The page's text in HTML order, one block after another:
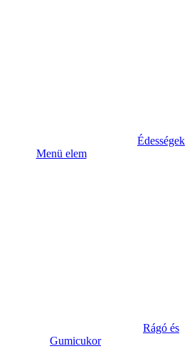
Édességek
Menü elem
Rágó és
Gumicukor